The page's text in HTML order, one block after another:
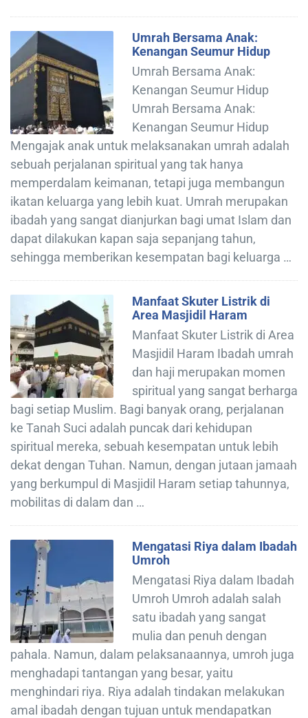
Umrah Bersama Anak:
Kenangan Seumur Hidup
Umrah Bersama Anak:
Kenangan Seumur Hidup
Umrah Bersama Anak:
Kenangan Seumur Hidup
Mengajak anak untuk melaksanakan umrah adalah
sebuah perjalanan spiritual yang tak hanya
memperdalam keimanan, tetapi juga membangun
ikatan keluarga yang lebih kuat. Umrah merupakan
ibadah yang sangat dianjurkan bagi umat Islam dan
dapat dilakukan kapan saja sepanjang tahun,
sehingga memberikan kesempatan bagi keluarga …
Manfaat Skuter Listrik di
Area Masjidil Haram
Manfaat Skuter Listrik di Area
Masjidil Haram Ibadah umrah
dan haji merupakan momen
spiritual yang sangat berharga
bagi setiap Muslim. Bagi banyak orang, perjalanan
ke Tanah Suci adalah puncak dari kehidupan
spiritual mereka, sebuah kesempatan untuk lebih
dekat dengan Tuhan. Namun, dengan jutaan jamaah
yang berkumpul di Masjidil Haram setiap tahunnya,
mobilitas di dalam dan …
Mengatasi Riya dalam Ibadah
Umroh
Mengatasi Riya dalam Ibadah
Umroh Umroh adalah salah
satu ibadah yang sangat
mulia dan penuh dengan
pahala. Namun, dalam pelaksanaannya, umroh juga
menghadapi tantangan yang besar, yaitu
menghindari riya. Riya adalah tindakan melakukan
amal ibadah dengan tujuan untuk mendapatkan